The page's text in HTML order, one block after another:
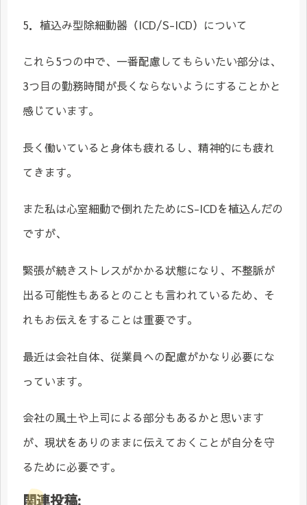
5．植込み型除細動器（ICD/S-ICD）について
これら5つの中で、一番配慮してもらいたい部分は、
3つ目の勤務時間が長くならないようにすることかと
感じています。
長く働いていると身体も疲れるし、精神的にも疲れ
てきます。
また私は心室細動で倒れたためにS-ICDを植込んだの
ですが、
緊張が続きストレスがかかる状態になり、不整脈が
出る可能性もあるとのことも言われているため、そ
れもお伝えをすることは重要です。
最近は会社自体、従業員への配慮がかなり必要にな
っています。
会社の風土や上司による部分もあるかと思います
が、現状をありのままに伝えておくことが自分を守
るために必要です。
関連投稿: